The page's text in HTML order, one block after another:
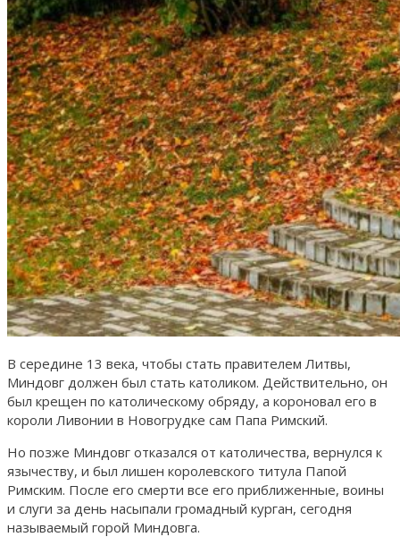
В середине 13 века, чтобы стать правителем Литвы,
Миндовг должен был стать католиком. Действительно, он
был крещен по католическому обряду, а короновал его в
короли Ливонии в Новогрудке сам Папа Римский.
Но позже Миндовг отказался от католичества, вернулся к
язычеству, и был лишен королевского титула Папой
Римским. После его смерти все его приближенные, воины
и слуги за день насыпали громадный курган, сегодня
называемый горой Миндовга.